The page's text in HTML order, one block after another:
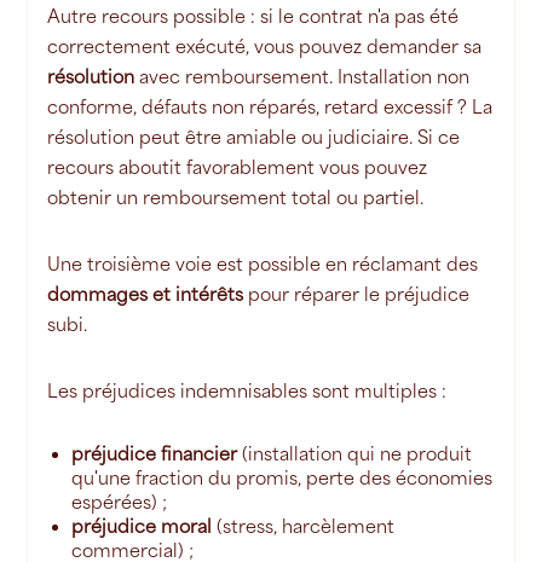
Autre recours possible : si le contrat n'a pas été
correctement exécuté, vous pouvez demander sa
résolution avec remboursement. Installation non
conforme, défauts non réparés, retard excessif ? La
résolution peut être amiable ou judiciaire. Si ce
recours aboutit favorablement vous pouvez
obtenir un remboursement total ou partiel.
Une troisième voie est possible en réclamant des
dommages et intérêts pour réparer le préjudice
subi.
Les préjudices indemnisables sont multiples :
préjudice financier(installation qui ne produit
qu'une fraction du promis, perte des économies
espérées) ;
préjudice moral (stress, harcèlement
commercial) ;